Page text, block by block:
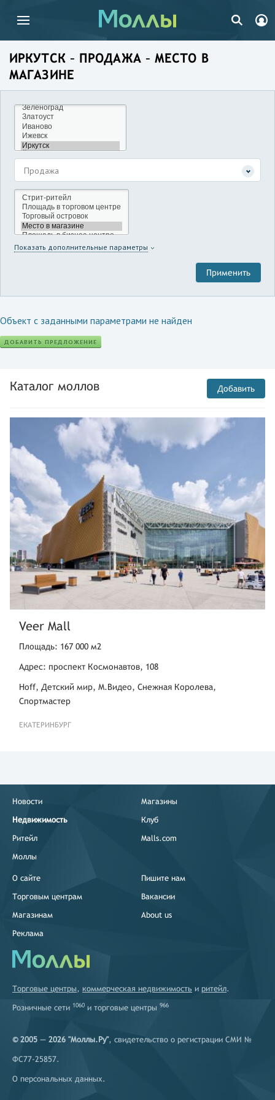
ИРКУТСК – ПРОДАЖА – МЕСТО В
МАГАЗИНЕ
Продажа
Показать дополнительные параметры
Объект с заданными параметрами не найден
ДОБАВИТЬ ПРЕДЛОЖЕНИЕ
Каталог моллов Добавить
Veer Mall
Площадь: 167 000 м2
Адрес: проспект Космонавтов, 108
Hoff, Детский мир, М.Видео, Снежная Королева,
Спортмастер
ЕКАТЕРИНБУРГ
Новости
Недвижимость
Ритейл
Моллы
Магазины
Клуб
Malls.com
О сайте
Торговым центрам
Магазинам
Реклама
Пишите нам
Вакансии
About us
Торговые центры, коммерческая недвижимость и ритейл.
Розничные сети 1060 и торговые центры 966
© 2005 — 2026 "Моллы.Ру", свидетельство о регистрации СМИ №
ФС77-25857.
О персональных данных.